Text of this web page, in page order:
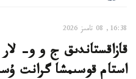
16:38, 08 تامىز 2026
استام قوسىمشا گرانت